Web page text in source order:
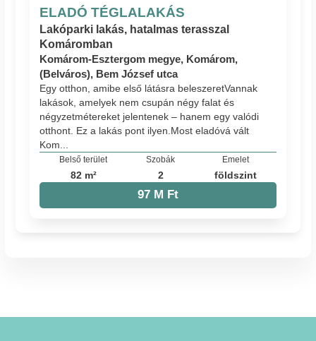
ELADÓ TÉGLALAKÁS
Lakóparki lakás, hatalmas terasszal
Komáromban
Komárom-Esztergom megye, Komárom,
(Belváros), Bem József utca
Egy otthon, amibe első látásra beleszeret ​Vannak
lakások, amelyek nem csupán négy falat és
négyzetmétereket jelentenek – hanem egy valódi
otthont. ​Ez a lakás pont ilyen. ​Most eladó​vá vált
Kom...
Belső terület
82 m²
Szobák
2
Emelet
földszint
97 M Ft